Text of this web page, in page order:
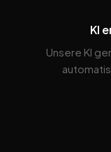
KI
Unsere KI